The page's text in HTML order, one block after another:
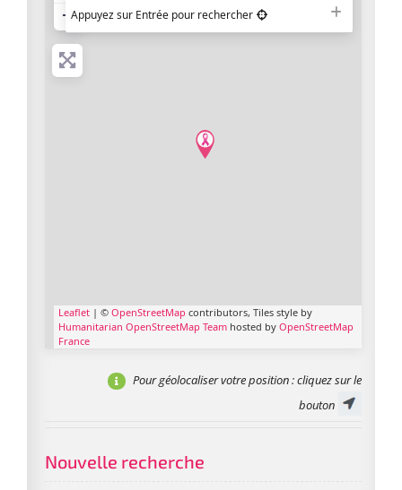
−Appuyez sur Entrée pour rechercher
Leaflet | © OpenStreetMap contributors, Tiles style by
Humanitarian OpenStreetMap Team hosted by OpenStreetMap
France
Pour géolocaliser votre position: cliquez sur le
bouton
Nouvelle recherche